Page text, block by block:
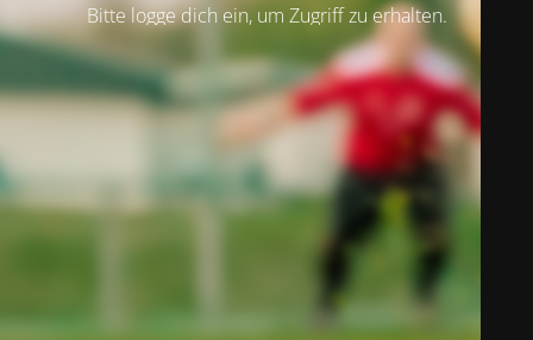
Bitte logge dich ein, um Zugriff zu erhalten.